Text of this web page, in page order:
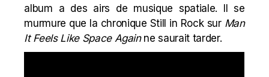
album a des airs de musique spatiale. Il se
murmure que la chronique Still in Rock sur Man
It Feels Like Space Again ne saurait tarder.